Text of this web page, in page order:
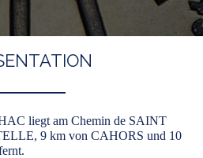
liegt am Chemin de SAINT
9 km von CAHORS und 10